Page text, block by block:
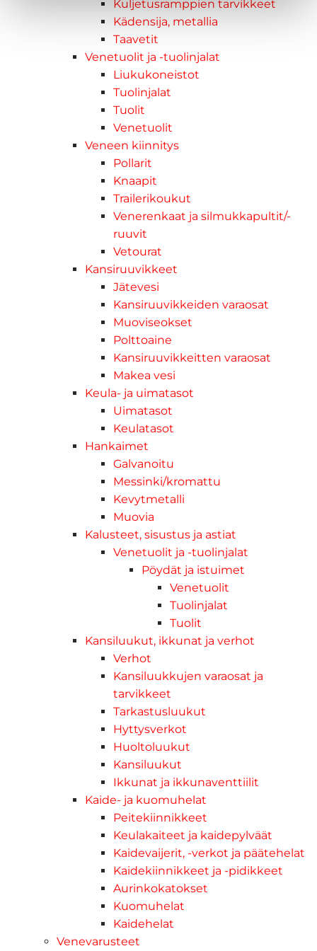
Kuljetusramppien tarvikkeet
Kädensija, metallia
Taavetit
Venetuolit ja -tuolinjalat
Liukukoneistot
Tuolinjalat
Tuolit
Venetuolit
Veneen kiinnitys
Pollarit
Knaapit
Trailerikoukut
Venerenkaat ja silmukkapultit/-
ruuvit
Vetourat
Kansiruuvikkeet
Jätevesi
Kansiruuvikkeiden varaosat
Muoviseokset
Polttoaine
Kansiruuvikkeitten varaosat
Makea vesi
Keula- ja uimatasot
Uimatasot
Keulatasot
Hankaimet
Galvanoitu
Messinki/kromattu
Kevytmetalli
Muovia
Kalusteet, sisustus ja astiat
Venetuolit ja -tuolinjalat
Pöydät ja istuimet
Venetuolit
Tuolinjalat
Tuolit
Kansiluukut, ikkunat ja verhot
Verhot
Kansiluukkujen varaosat ja
tarvikkeet
Tarkastusluukut
Hyttysverkot
Huoltoluukut
Kansiluukut
Ikkunat ja ikkunaventtiilit
Kaide- ja kuomuhelat
Peitekiinnikkeet
Keulakaiteet ja kaidepylväät
Kaidevaijerit, -verkot ja päätehelat
Kaidekiinnikkeet ja -pidikkeet
Aurinkokatokset
Kuomuhelat
Kaidehelat
Venevarusteet